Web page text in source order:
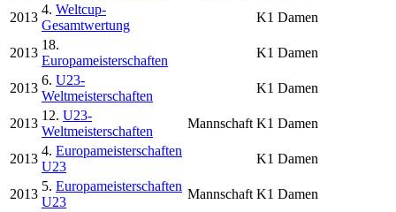
2013
4. Weltcup-
Gesamtwertung
K1 Damen
2013
18.
Europameisterschaften
K1 Damen
2013
6. U23-
Weltmeisterschaften
K1 Damen
2013
12. U23-
Weltmeisterschaften
Mannschaft K1 Damen
2013
4. Europameisterschaften
U23
K1 Damen
2013
5. Europameisterschaften
U23
Mannschaft K1 Damen